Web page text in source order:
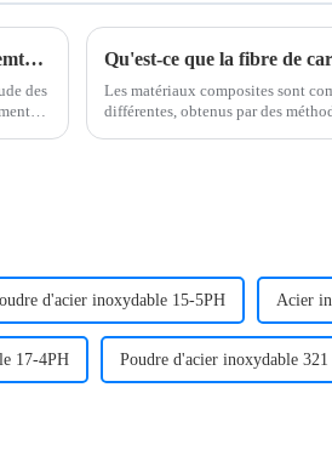
Une étude révolutionnaire utilise la cristallographie aux rayons X femtoseconde pour caractériser la structure dynamique 3D des MOF
des
Qu'est-ce que la fibre de
Les matériaux composites sont
différentes, obtenus par des
d'acier inoxydable 15-5PH Acier
17-4PH Poudre d'acier inoxydable 321